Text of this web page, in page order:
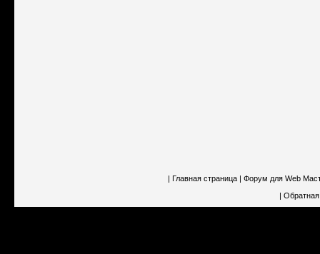
| Главная страница | Форум для Web
| Обратная